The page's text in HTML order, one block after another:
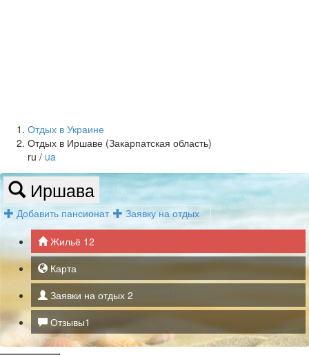
Отдых в Украине
Отдых в Иршаве (Закарпатская область)
ru / ua
Иршава
Добавить пансионат Заявку на отдых
Жильё 12
Карта
Заявки на отдых 2
Отзывы1